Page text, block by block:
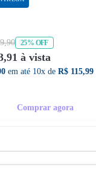
25% OFF
à vista
em até 10x de R$ 115,99
Comprar agora